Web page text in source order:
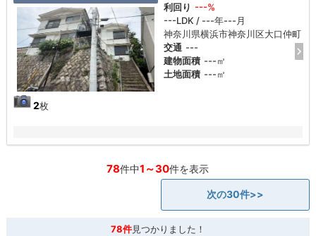
2枚
利回り ---%
---LDK / ---年---月
神奈川県横浜市神奈川区大口仲町
交通 ---
建物面積 ---㎡
土地面積 ---㎡
78件中1～30件を表示
次の30件>>
78件見つかりました！